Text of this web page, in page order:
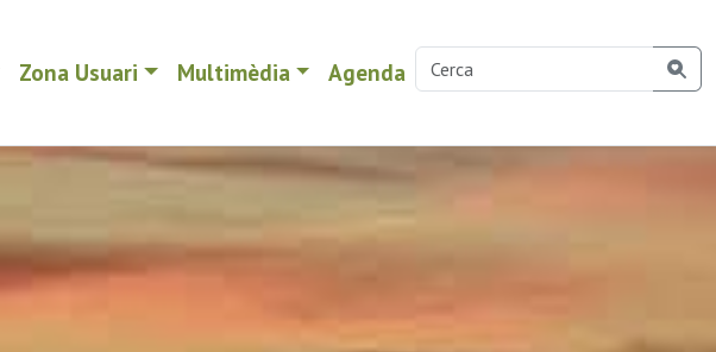
Zona Usuari Multimèdia Agenda